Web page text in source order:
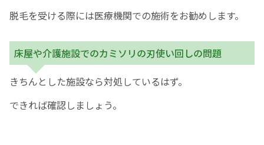
脱毛を受ける際には医療機関での施術をお勧めします。
床屋や介護施設でのカミソリの刃使い回しの問題
きちんとした施設なら対処しているはず。
できれば確認しましょう。